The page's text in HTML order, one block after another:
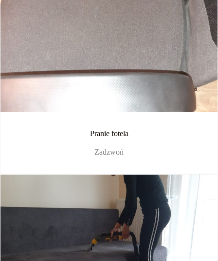
Pranie fotela
Zadzwoń